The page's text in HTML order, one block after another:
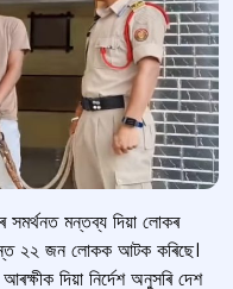
সমৰ্থনত মন্তব্য দিয়া লোকৰ
২২ জন লোকক আটক কৰিছে।
দিয়া নিৰ্দেশ অনুসৰি দেশ